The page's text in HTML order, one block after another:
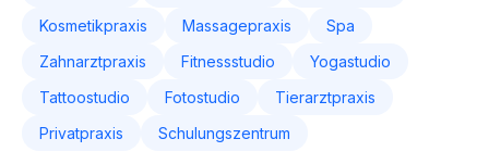
Kosmetikpraxis
Massagepraxis
Spa
Zahnarztpraxis
Fitnessstudio
Yogastudio
Tattoostudio
Fotostudio
Tierarztpraxis
Privatpraxis
Schulungszentrum